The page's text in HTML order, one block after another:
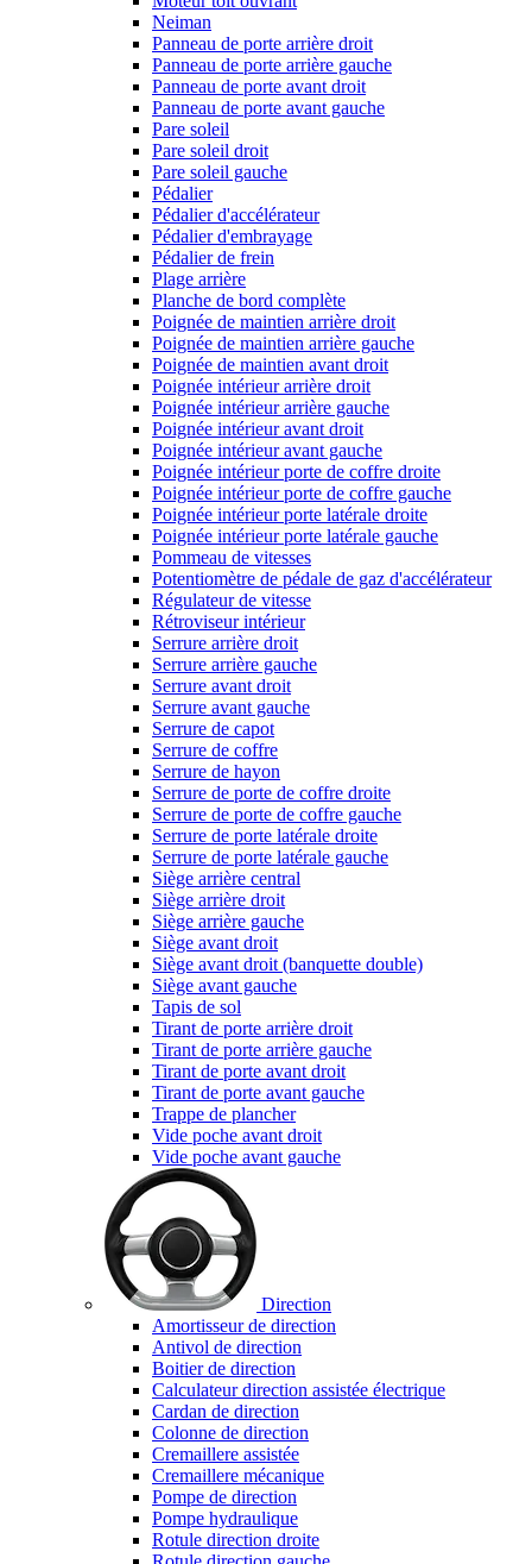
Neiman
Panneau de porte arrière droit
Panneau de porte arrière gauche
Panneau de porte avant droit
Panneau de porte avant gauche
Pare soleil
Pare soleil droit
Pare soleil gauche
Pédalier
Pédalier d'accélérateur
Pédalier d'embrayage
Pédalier de frein
Plage arrière
Planche de bord complète
Poignée de maintien arrière droit
Poignée de maintien arrière gauche
Poignée de maintien avant droit
Poignée intérieur arrière droit
Poignée intérieur arrière gauche
Poignée intérieur avant droit
Poignée intérieur avant gauche
Poignée intérieur porte de coffre droite
Poignée intérieur porte de coffre gauche
Poignée intérieur porte latérale droite
Poignée intérieur porte latérale gauche
Pommeau de vitesses
Potentiomètre de pédale de gaz d'accélérateur
Régulateur de vitesse
Rétroviseur intérieur
Serrure arrière droit
Serrure arrière gauche
Serrure avant droit
Serrure avant gauche
Serrure de capot
Serrure de coffre
Serrure de hayon
Serrure de porte de coffre droite
Serrure de porte de coffre gauche
Serrure de porte latérale droite
Serrure de porte latérale gauche
Siège arrière central
Siège arrière droit
Siège arrière gauche
Siège avant droit
Siège avant droit (banquette double)
Siège avant gauche
Tapis de sol
Tirant de porte arrière droit
Tirant de porte arrière gauche
Tirant de porte avant droit
Tirant de porte avant gauche
Trappe de plancher
Vide poche avant droit
Vide poche avant gauche
Direction
Amortisseur de direction
Antivol de direction
Boitier de direction
Calculateur direction assistée électrique
Cardan de direction
Colonne de direction
Cremaillere assistée
Cremaillere mécanique
Pompe de direction
Pompe hydraulique
Rotule direction droite